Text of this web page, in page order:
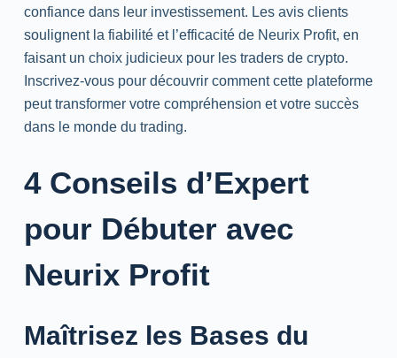
confiance dans leur investissement. Les avis clients
soulignent la fiabilité et l’efficacité de Neurix Profit, en
faisant un choix judicieux pour les traders de crypto.
Inscrivez-vous pour découvrir comment cette plateforme
peut transformer votre compréhension et votre succès
dans le monde du trading.
4 Conseils d’Expert
pour Débuter avec
Neurix Profit
Maîtrisez les Bases du